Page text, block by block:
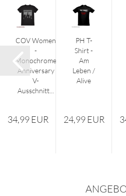
COV Women
-
Monochrome
Anniversary
V-
Ausschnitt...
34,99 EUR
PH T-
Shirt -
Am
Leben /
Alive
24,99 EUR